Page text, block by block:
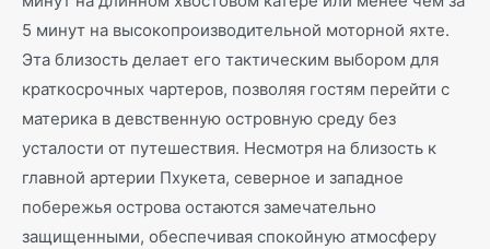
5 минут на высокопроизводительной моторной яхте.
Эта близость делает его тактическим выбором для
краткосрочных чартеров, позволяя гостям перейти с
материка в девственную островную среду без
усталости от путешествия. Несмотря на близость к
главной артерии Пхукета, северное и западное
побережья острова остаются замечательно
защищенными, обеспечивая спокойную атмосферу